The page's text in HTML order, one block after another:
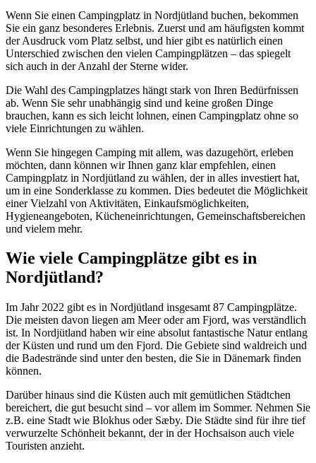
Wenn Sie einen Campingplatz in Nordjütland buchen, bekommen
Sie ein ganz besonderes Erlebnis. Zuerst und am häufigsten kommt
der Ausdruck vom Platz selbst, und hier gibt es natürlich einen
Unterschied zwischen den vielen Campingplätzen – das spiegelt
sich auch in der Anzahl der Sterne wider.
Die Wahl des Campingplatzes hängt stark von Ihren Bedürfnissen
ab. Wenn Sie sehr unabhängig sind und keine großen Dinge
brauchen, kann es sich leicht lohnen, einen Campingplatz ohne so
viele Einrichtungen zu wählen.
Wenn Sie hingegen Camping mit allem, was dazugehört, erleben
möchten, dann können wir Ihnen ganz klar empfehlen, einen
Campingplatz in Nordjütland zu wählen, der in alles investiert hat,
um in eine Sonderklasse zu kommen. Dies bedeutet die Möglichkeit
einer Vielzahl von Aktivitäten, Einkaufsmöglichkeiten,
Hygieneangeboten, Kücheneinrichtungen, Gemeinschaftsbereichen
und vielem mehr.
Wie viele Campingplätze gibt es in
Nordjütland?
Im Jahr 2022 gibt es in Nordjütland insgesamt 87 Campingplätze.
Die meisten davon liegen am Meer oder am Fjord, was verständlich
ist. In Nordjütland haben wir eine absolut fantastische Natur entlang
der Küsten und rund um den Fjord. Die Gebiete sind waldreich und
die Badestrände sind unter den besten, die Sie in Dänemark finden
können.
Darüber hinaus sind die Küsten auch mit gemütlichen Städtchen
bereichert, die gut besucht sind – vor allem im Sommer. Nehmen Sie
z.B. eine Stadt wie Blokhus oder Sæby. Die Städte sind für ihre tief
verwurzelte Schönheit bekannt, der in der Hochsaison auch viele
Touristen anzieht.